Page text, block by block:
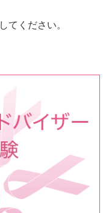
してください。